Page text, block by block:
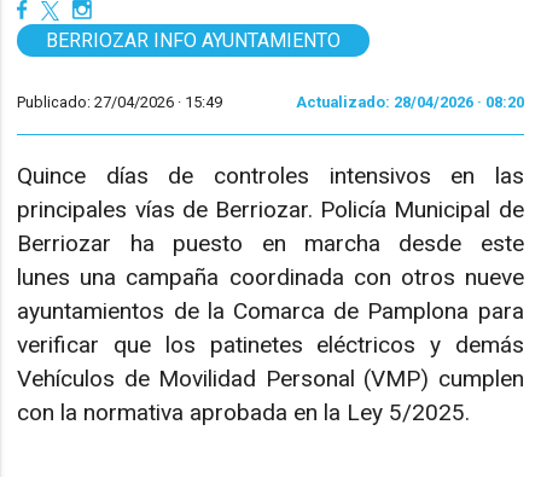
BERRIOZAR INFO AYUNTAMIENTO
Publicado: 27/04/2026 · 15:49 Actualizado: 28/04/2026 · 08:20
Quince días de controles intensivos en las
principales vías de Berriozar. Policía Municipal de
Berriozar ha puesto en marcha desde este
lunes una campaña coordinada con otros nueve
ayuntamientos de la Comarca de Pamplona para
verificar que los patinetes eléctricos y demás
Vehículos de Movilidad Personal (VMP) cumplen
con la normativa aprobada en la Ley 5/2025.